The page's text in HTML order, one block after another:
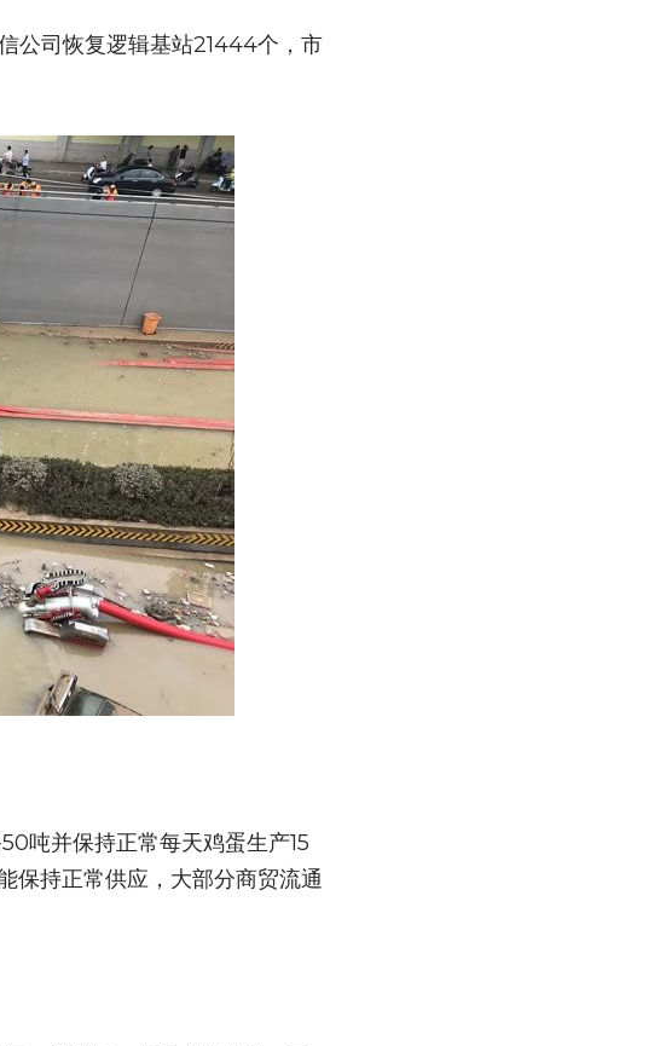
公司恢复逻辑基站21444个，市
吨并保持正常每天鸡蛋生产15
保持正常供应，大部分商贸流通